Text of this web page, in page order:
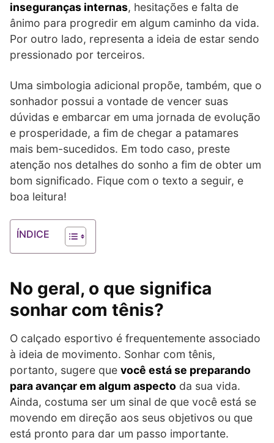
inseguranças internas, hesitações e falta de
ânimo para progredir em algum caminho da vida.
Por outro lado, representa a ideia de estar sendo
pressionado por terceiros.
Uma simbologia adicional propõe, também, que o
sonhador possui a vontade de vencer suas
dúvidas e embarcar em uma jornada de evolução
e prosperidade, a fim de chegar a patamares
mais bem-sucedidos. Em todo caso, preste
atenção nos detalhes do sonho a fim de obter um
bom significado. Fique com o texto a seguir, e
boa leitura!
ÍNDICE
No geral, o que significa
sonhar com tênis?
O calçado esportivo é frequentemente associado
à ideia de movimento. Sonhar com tênis,
portanto, sugere que você está se preparando
para avançar em algum aspecto da sua vida.
Ainda, costuma ser um sinal de que você está se
movendo em direção aos seus objetivos ou que
está pronto para dar um passo importante.